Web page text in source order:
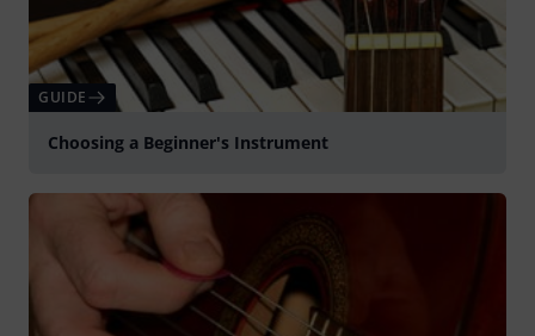
GUIDE
Choosing a Beginner's Instrument